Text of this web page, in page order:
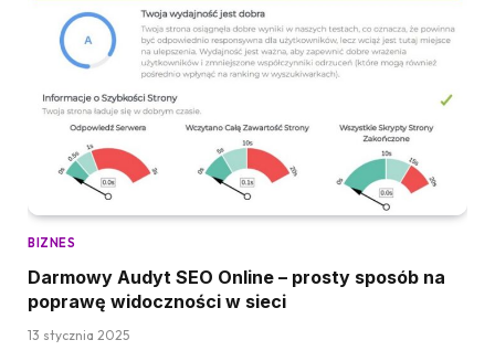
BIZNES
Darmowy Audyt SEO Online – prosty sposób na
poprawę widoczności w sieci
13 stycznia 2025